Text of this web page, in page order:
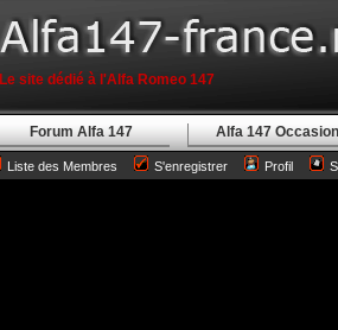
Le site dédié à l'Alfa Romeo 147
Forum Alfa 147 Alfa 147 Occasion
Liste des Membres S'enregistrer Profil